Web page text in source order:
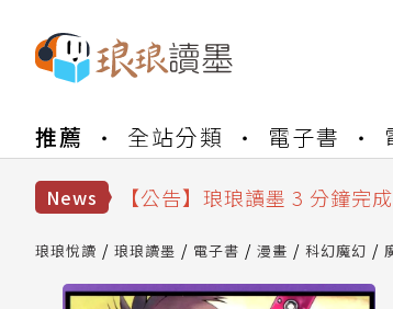
推薦 全站分類 電子書
News
【公告】琅琅讀墨數位閱讀
【公告】琅琅讀墨 3 分鐘完
【公告】琅琅讀墨數位閱讀資
琅琅悅讀 琅琅讀墨 電子書 漫畫 科幻魔幻